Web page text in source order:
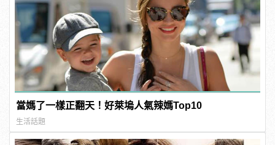
當媽了一樣正翻天！好萊塢人氣辣媽Top10
生活話題